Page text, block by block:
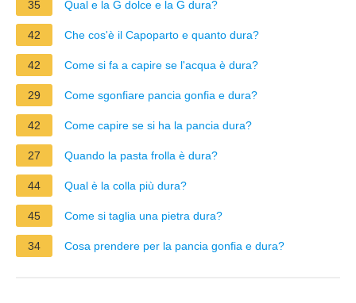
35 Qual e la G dolce e la G dura?
42 Che cos'è il Capoparto e quanto dura?
42 Come si fa a capire se l'acqua è dura?
29 Come sgonfiare pancia gonfia e dura?
42 Come capire se si ha la pancia dura?
27 Quando la pasta frolla è dura?
44 Qual è la colla più dura?
45 Come si taglia una pietra dura?
34 Cosa prendere per la pancia gonfia e dura?